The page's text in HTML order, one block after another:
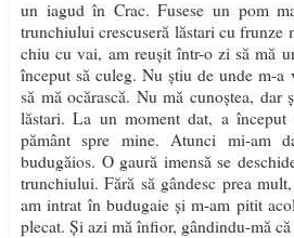
un iagud în Crac. Fusese un pom
trunchiului crescuseră lăstari cu frunze
chiu cu vai, am reușit într-o zi să mă
început să culeg. Nu știu de unde m-
să mă ocărască. Nu mă cunoștea,
lăstari. La un moment dat, a
pământ spre mine. Atunci mi-am
budugăios. O gaură imensă se
trunchiului. Fără să gândesc prea
am intrat în budugaie și m-am pitit
plecat. Și azi mă înfior, gândindu-mă